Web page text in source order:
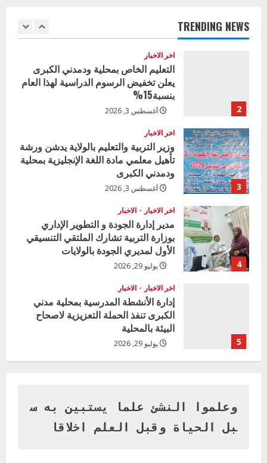
TRENDING NEWS
1
2
اخر الاخبار
التعليم الخاص بمحلية ودمدني الكبرى
يعلن تخفيض الرسوم الدراسية لهذا العام
بنسبة15%
أغسطس 3, 2026
3
اخر الاخبار
وزير التربية والتعليم بالولاية يدشن ورشة
تأهيل معلمي مادة اللغة الإنجليزية بمحلية
ودمدني الكبرى
أغسطس 3, 2026
4
اخر الاخبار الاخبار
مدير إدارة الجودة و التطوير الإداري
بوزارة التربية تشارك الملتقي التنسيقي
الأول لمديري الجودة بالولايات
يوليو 29, 2026
5
اخر الاخبار الاخبار
إدارة الأنشطة المدرسية بمحلية مدني
الكبرى تنفذ الحملة التعزيزية لاصحاح
البيئة بالمحلية
يوليو 29, 2026
بنات بمحلية ود مدني الكبرى
أغسطس 3, 2026
وعلموا النشئ علما يستبين به س
بل الحياة وقبل العلم اخلاقا